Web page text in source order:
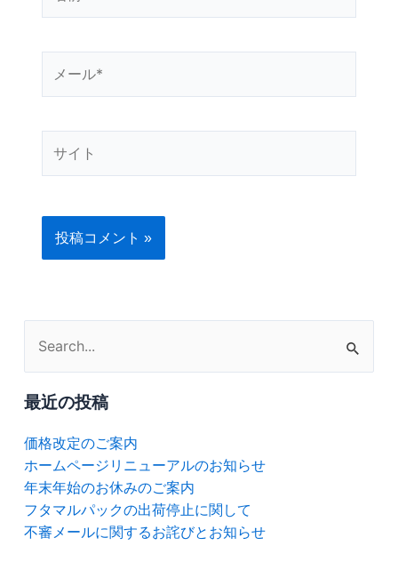
*
索
対
象:
最近の投稿
価格改定のご案内
ホームページリニューアルのお知らせ
年末年始のお休みのご案内
フタマルパックの出荷停止に関して
不審メールに関するお詫びとお知らせ